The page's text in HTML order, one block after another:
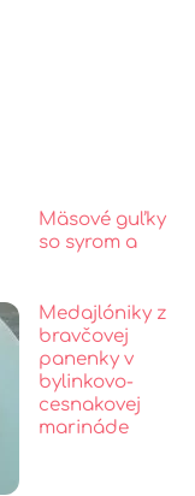
Mäsové guľky
so syrom a
Medajlóniky z
bravčovej
panenky v
bylinkovo-
cesnakovej
marináde